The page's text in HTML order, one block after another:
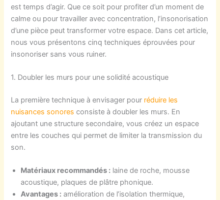
est temps d’agir. Que ce soit pour profiter d’un moment de
calme ou pour travailler avec concentration, l’insonorisation
d’une pièce peut transformer votre espace. Dans cet article,
nous vous présentons cinq techniques éprouvées pour
insonoriser sans vous ruiner.
1. Doubler les murs pour une solidité acoustique
La première technique à envisager pour réduire les
nuisances sonores consiste à doubler les murs. En
ajoutant une structure secondaire, vous créez un espace
entre les couches qui permet de limiter la transmission du
son.
Matériaux recommandés : laine de roche, mousse
acoustique, plaques de plâtre phonique.
Avantages : amélioration de l’isolation thermique,